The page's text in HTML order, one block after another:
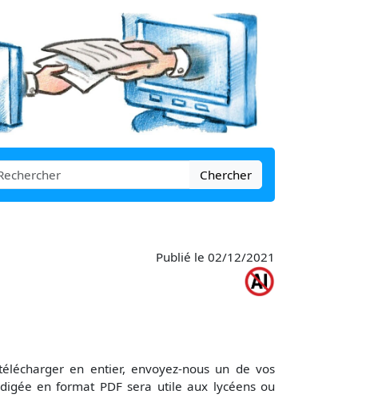
Chercher
Publié le 02/12/2021
en entier, envoyez-nous un de vos
en format PDF sera utile aux lycéens ou